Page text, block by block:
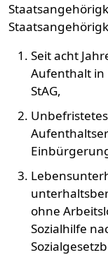
Seit acht
Aufenthalt in
StAG,
ohne
Sozialhilfe